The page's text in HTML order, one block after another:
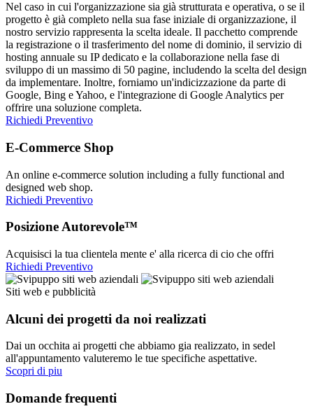
Nel caso in cui l'organizzazione sia già strutturata e operativa, o se il
progetto è già completo nella sua fase iniziale di organizzazione, il
nostro servizio rappresenta la scelta ideale. Il pacchetto comprende
la registrazione o il trasferimento del nome di dominio, il servizio di
hosting annuale su IP dedicato e la collaborazione nella fase di
sviluppo di un massimo di 50 pagine, includendo la scelta del design
da implementare. Inoltre, forniamo un'indicizzazione da parte di
Google, Bing e Yahoo, e l'integrazione di Google Analytics per
offrire una soluzione completa.
Richiedi Preventivo
E-Commerce Shop
An online e-commerce solution including a fully functional and
designed web shop.
Richiedi Preventivo
Posizione Autorevole™
Acquisisci la tua clientela mente e' alla ricerca di cio che offri
Richiedi Preventivo
Siti web e pubblicità
Alcuni dei progetti da noi realizzati
Dai un occhita ai progetti che abbiamo gia realizzato, in sedel
all'appuntamento valuteremo le tue specifiche aspettative.
Scopri di piu
Domande frequenti